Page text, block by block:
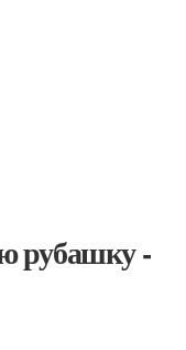
рубашку -